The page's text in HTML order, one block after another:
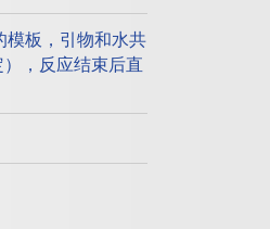
模板，引物和水共
，反应结束后直